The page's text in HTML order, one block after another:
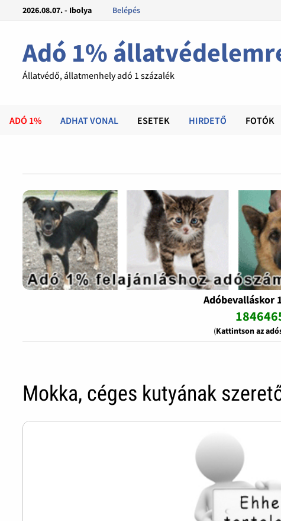
2026.08.07. - Ibolya Belépés
Adó 1%
Állatvédő, állatmenhely adó 1 százalék
ADÓ 1% ADHAT VONAL ESETEK HIRDETŐ FOTÓK
Adóbevalláskor
(Kattintson az
Mokka, céges kutyának